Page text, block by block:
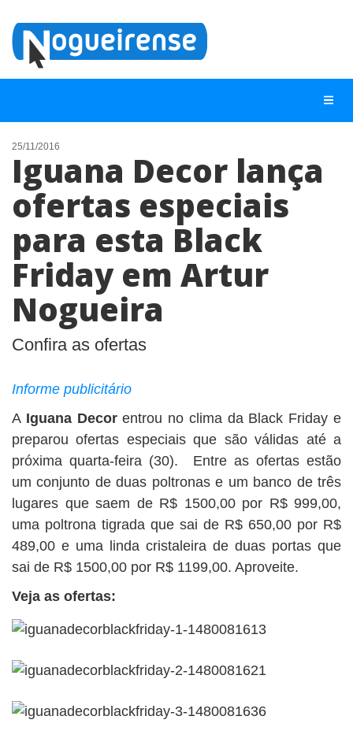
NOTÍCIAS
LISTA DIGITAL
QUEM SOMOS
CONTATO
ANUNCIE
25/11/2016
Iguana Decor lança
ofertas especiais
para esta Black
Friday em Artur
Nogueira
Confira as ofertas
Informe publicitário
A Iguana Decorentrou no clima da Black Friday e
preparou ofertas especiais que são válidas até a
próxima quarta-feira (30). Entre as ofertas estão
um conjunto de duas poltronas e um banco de três
lugares que saem de R$ 1500,00 por R$ 999,00,
uma poltrona tigrada que sai de R$ 650,00 por R$
489,00 e uma linda cristaleira de duas portas que
sai de R$ 1500,00 por R$ 1199,00. Aproveite.
Veja as ofertas: